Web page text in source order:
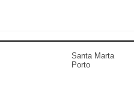
Santa Marta
Porto